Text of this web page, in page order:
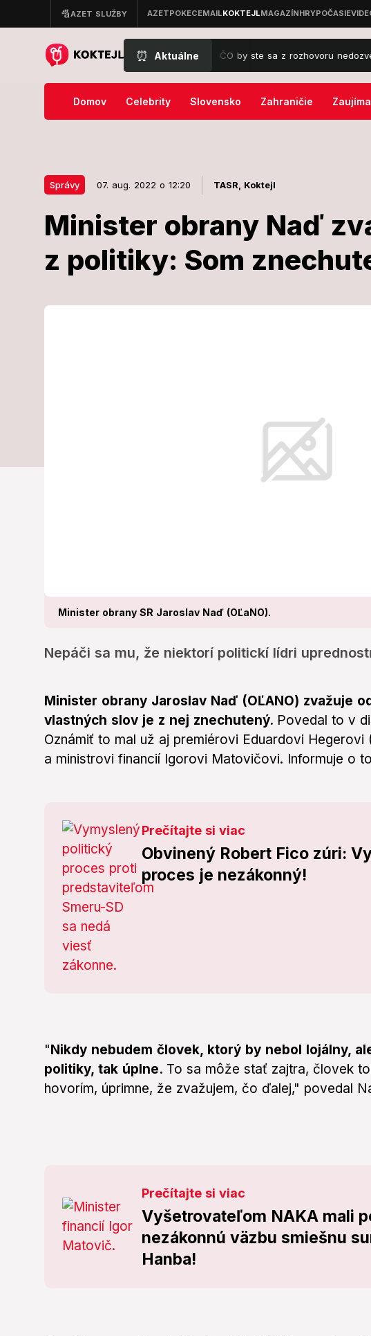
⏰ Aktuálne
Exmarkizák sa obul do Mečiara: ČO by ste sa z rozhovoru nedozvedeli!
Domov Celebrity Slovensko Zahraničie
Správy 07. aug. 2022 o 12:20 TASR, Koktejl
Minister obrany Naď
z politiky: Som
Minister obrany SR Jaroslav Naď (OĽaNO).
Nepáči sa mu, že niektorí politickí lídri
Minister obrany
Nepáči sa mu, že niektorí politickí lídri
Minister obrany Jaroslav Naď (OĽANO) zvažuje
vlastných slov je z nej znechutený. Povedal to v
Oznámiť to mal už aj premiérovi Eduardovi Hegerovi
a ministrovi financií Igorovi Matovičovi. Informuje o
Prečítajte si viac
Obvinený Robert Fico zúri:
proces je nezákonný!
"Nikdy nebudem človek, ktorý by nebol lojálny,
politiky, tak úplne. To sa môže stať zajtra, človek
hovorím, úprimne, že zvažujem, čo ďalej," povedal
Prečítajte si viac
Vyšetrovateľom NAKA mali
nezákonnú väzbu smiešnu
Hanba!